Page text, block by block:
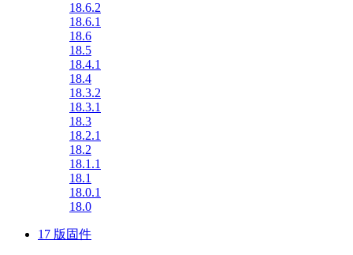
18.6.2
18.6.1
18.6
18.5
18.4.1
18.4
18.3.2
18.3.1
18.3
18.2.1
18.2
18.1.1
18.1
18.0.1
18.0
17 版固件